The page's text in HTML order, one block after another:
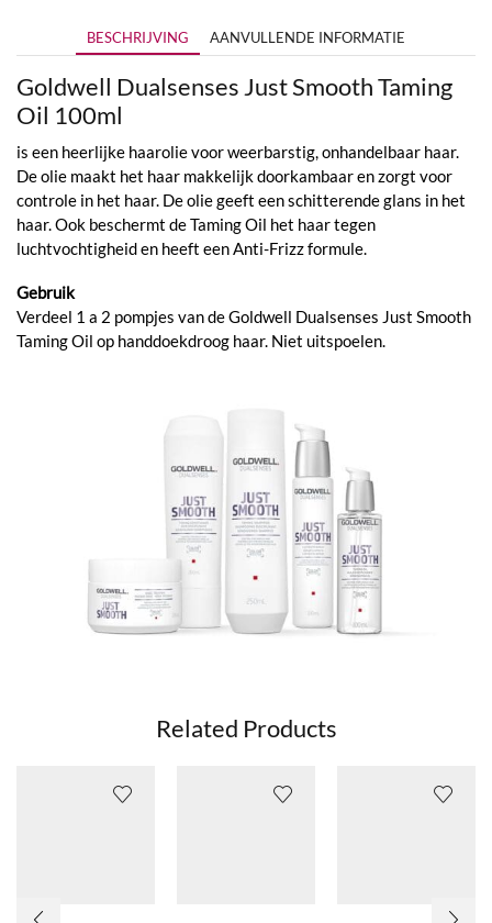
BESCHRIJVING AANVULLENDE INFORMATIE
Goldwell Dualsenses Just Smooth Taming
Oil 100ml
is een heerlijke haarolie voor weerbarstig, onhandelbaar haar.
De olie maakt het haar makkelijk doorkambaar en zorgt voor
controle in het haar. De olie geeft een schitterende glans in het
haar. Ook beschermt de Taming Oil het haar tegen
luchtvochtigheid en heeft een Anti-Frizz formule.
Gebruik
Verdeel 1 a 2 pompjes van de Goldwell Dualsenses Just Smooth
Taming Oil op handdoekdroog haar. Niet uitspoelen.
Related Products